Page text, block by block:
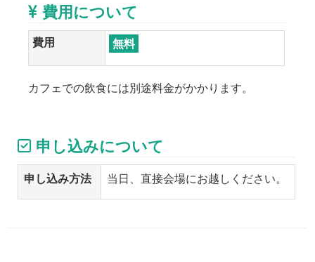
費用について
費用 無料
カフェでの飲食には別途料金がかかります。
申し込みについて
申し込み方法 当日、直接会場にお越しください。